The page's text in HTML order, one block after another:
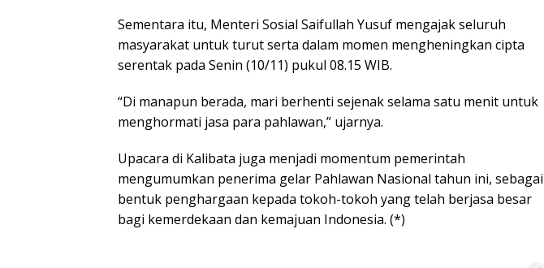
Sementara itu, Menteri Sosial Saifullah Yusuf mengajak seluruh
masyarakat untuk turut serta dalam momen mengheningkan cipta
serentak pada Senin (10/11) pukul 08.15 WIB.
“Di manapun berada, mari berhenti sejenak selama satu menit untuk
menghormati jasa para pahlawan,” ujarnya.
Upacara di Kalibata juga menjadi momentum pemerintah
mengumumkan penerima gelar Pahlawan Nasional tahun ini, sebagai
bentuk penghargaan kepada tokoh-tokoh yang telah berjasa besar
bagi kemerdekaan dan kemajuan Indonesia. (*)